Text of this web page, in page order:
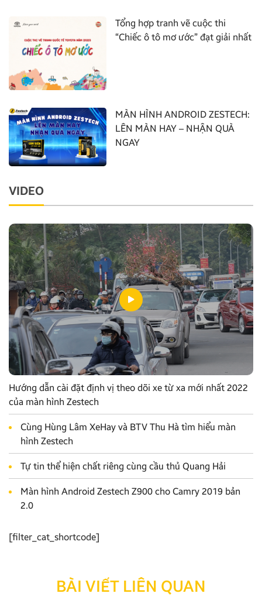
Tổng hợp tranh vẽ cuộc thi
“Chiếc ô tô mơ ước” đạt giải nhất
MÀN HÌNH ANDROID ZESTECH:
LÊN MÀN HAY – NHẬN QUÀ
NGAY
VIDEO
Hướng dẫn cài đặt định vị theo dõi xe từ xa mới nhất 2022
của màn hình Zestech
Cùng Hùng Lâm XeHay và BTV Thu Hà tìm hiểu màn
hình Zestech
Tự tin thể hiện chất riêng cùng cầu thủ Quang Hải
Màn hình Android Zestech Z900 cho Camry 2019 bản
2.0
[filter_cat_shortcode]
BÀI VIẾT LIÊN QUAN